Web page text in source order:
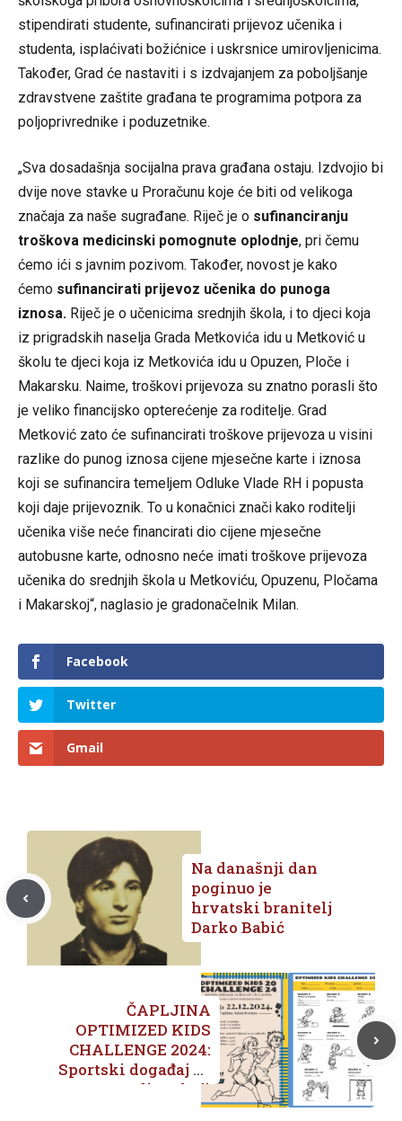
stipendirati studente, sufinancirati prijevoz učenika i
studenta, isplaćivati božićnice i uskrsnice umirovljenicima.
Također, Grad će nastaviti i s izdvajanjem za poboljšanje
zdravstvene zaštite građana te programima potpora za
poljoprivrednike i poduzetnike.
„Sva dosadašnja socijalna prava građana ostaju. Izdvojio bi
dvije nove stavke u Proračunu koje će biti od velikoga
značaja za naše sugrađane. Riječ je o sufinanciranju
troškova medicinski pomognute oplodnje, pri čemu
ćemo ići s javnim pozivom. Također, novost je kako
ćemo sufinancirati prijevoz učenika do punoga
iznosa. Riječ je o učenicima srednjih škola, i to djeci koja
iz prigradskih naselja Grada Metkovića idu u Metković u
školu te djeci koja iz Metkovića idu u Opuzen, Ploče i
Makarsku. Naime, troškovi prijevoza su znatno porasli što
je veliko financijsko opterećenje za roditelje. Grad
Metković zato će sufinancirati troškove prijevoza u visini
razlike do punog iznosa cijene mjesečne karte i iznosa
koji se sufinancira temeljem Odluke Vlade RH i popusta
koji daje prijevoznik. To u konačnici znači kako roditelji
učenika više neće financirati dio cijene mjesečne
autobusne karte, odnosno neće imati troškove prijevoza
učenika do srednjih škola u Metkoviću, Opuzenu, Pločama
i Makarskoj“, naglasio je gradonačelnik Milan.
Facebook
Twitter
Gmail
Na današnji dan
poginuo je
hrvatski branitelj
Darko Babić
ČAPLJINA
OPTIMIZED KIDS
CHALLENGE 2024:
Sportski događaj za
djecu koji
promovira zdrav